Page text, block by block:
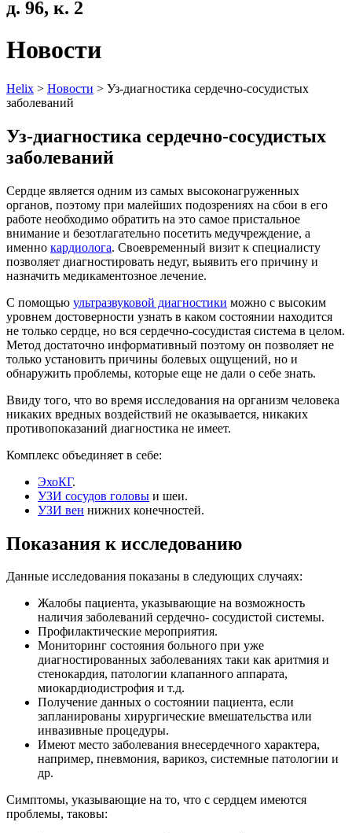
д. 96, к. 2
Новости
Helix > Новости > Уз-диагностика сердечно-сосудистых
заболеваний
Уз-диагностика сердечно-сосудистых
заболеваний
Сердце является одним из самых высоконагруженных
органов, поэтому при малейших подозрениях на сбои в его
работе необходимо обратить на это самое пристальное
внимание и безотлагательно посетить медучреждение, а
именно кардиолога. Своевременный визит к специалисту
позволяет диагностировать недуг, выявить его причину и
назначить медикаментозное лечение.
С помощью ультразвуковой диагностики можно с высоким
уровнем достоверности узнать в каком состоянии находится
не только сердце, но вся сердечно-сосудистая система в целом.
Метод достаточно информативный поэтому он позволяет не
только установить причины болевых ощущений, но и
обнаружить проблемы, которые еще не дали о себе знать.
Ввиду того, что во время исследования на организм человека
никаких вредных воздействий не оказывается, никаких
противопоказаний диагностика не имеет.
Комплекс объединяет в себе:
ЭхоКГ.
УЗИ сосудов головы и шеи.
УЗИ вен нижних конечностей.
Показания к исследованию
Данные исследования показаны в следующих случаях:
Жалобы пациента, указывающие на возможность
наличия заболеваний сердечно- сосудистой системы.
Профилактические мероприятия.
Мониторинг состояния больного при уже
диагностированных заболеваниях таки как аритмия и
стенокардия, патологии клапанного аппарата,
миокардиодистрофия и т.д.
Получение данных о состоянии пациента, если
запланированы хирургические вмешательства или
инвазивные процедуры.
Имеют место заболевания внесердечного характера,
например, пневмония, варикоз, системные патологии и
др.
Симптомы, указывающие на то, что с сердцем имеются
проблемы, таковы: